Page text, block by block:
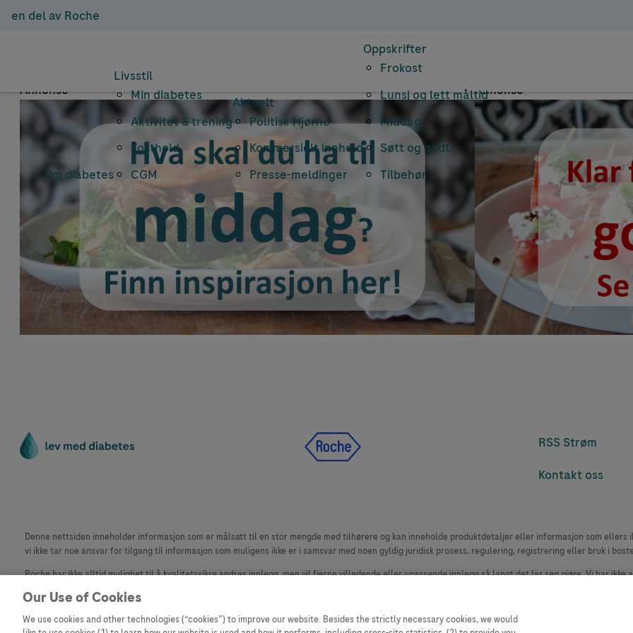
en del av Roche
Om diabetes
Livsstil
Min diabetes
Aktivitet & trening
Kosthold
CGM
Aktuelt
Politisk Hjørne
Kommersielt innhold
Presse-meldinger
Oppskrifter
Frokost
Lunsj og lett måltid
Middag
Søtt og godt
Tilbehør
Emnearkiv:
Annonse Annonse
RSS Strøm
Kontakt oss
Denne nettsiden inneholder informasjon som er målsatt til en stor mengde med tilhørere og kan inneholde produktdetaljer eller informasjon som
vi ikke tar noe ansvar for tilgang til informasjon som muligens ikke er i samsvar med noen gyldig juridisk prosess, regulering, registrering eller bruk i
Roche har ikke alltid mulighet til å kvalitetssikre andres innlegg, men vil fjerne villedende eller upassende innlegg så langt det lar seg gjøre. Vi har ikke
materiale fra dette nettstedet for bruk annet sted er ikke tillatt uten avtale. Nettstedet selger plass til annonsører, og slikt innhold er merket.
Our Use of Cookies
We use cookies and other technologies (“cookies”) to improve our website. Besides the strictly necessary cookies, we would